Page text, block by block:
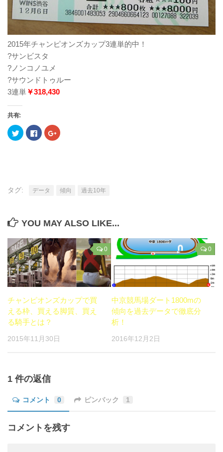
2015年チャンピオンズカップ3連単的中！
?サンビスタ
?ノンコノユメ
?サウンドトゥルー
3連単￥318,430
共有:
ク
リ
(新
ン
ド
で
開
き
ま
す)
Facebook
で
ッ
だ
さ
(新
し
い
ウ
ィ
ン
ド
ウ
で
き
ま
す)
ク
リ
(新
ン
ド
で
開
き
ま
す)
タグ: データ 傾向 過去10年
YOU MAY ALSO LIKE...
0
チャンピオンズカップで買
える枠、買える脚質、買え
る騎手とは？
2015年11月30日
0
中京競馬場ダート1800mの
傾向を過去データで徹底分
析！
2016年12月2日
1 件の返信
コメント 0 ピンバック 1
コメントを残す